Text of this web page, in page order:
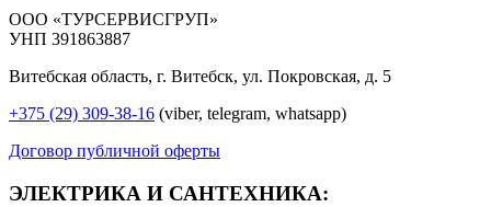
ООО «ТУРСЕРВИСГРУП»
УНП 391863887
Витебская область, г. Витебск, ул. Покровская, д. 5
+375 (29) 309-38-16 (viber, telegram, whatsapp)
Договор публичной оферты
ЭЛЕКТРИКА И САНТЕХНИКА: